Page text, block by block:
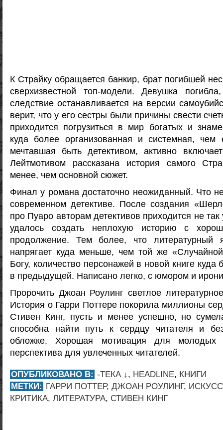
К Страйку обращается банкир, брат погибшей
сверхизвестной топ-модели. Девушка
следствие останавливается на версии
верит, что у его сестры были причины свести
приходится погрузиться в мир богатых и
куда более организованная и системная, чем
мечтавшая быть детективом, активно
Лейтмотивом рассказана история самого
менее, чем основной сюжет.
Финал у романа достаточно неожиданный. Что
современном детективе. После создания
про Пуаро авторам детективов приходится не
удалось создать неплохую историю с
продолжение. Тем более, что литературный
напрягает куда меньше, чем той же
Богу, количество персонажей в новой книге куда
в предыдущей. Написано легко, с юмором и
Пророчить Джоан Роулинг светлое
История о Гарри Поттере покорила миллионы
Стивен Кинг, пусть и менее успешно, но
способна найти путь к сердцу читателя и
обложке. Хорошая мотивация для молодых
перспектива для увлеченных читателей.
ОПУБЛИКОВАНО В: -ТЕКА ↓, HEADLINE, КНИГИ
МЕТКИ: ГАРРИ ПОТТЕР, ДЖОАН РОУЛИНГ,
КРИТИКА, ЛИТЕРАТУРА, СТИВЕН КИНГ